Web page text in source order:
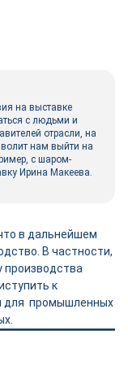
на выставке
с людьми и
отрасли, на
нам выйти на
с шаром-
Ирина Макеева.
в дальнейшем
В частности,
производства
к
для промышленных